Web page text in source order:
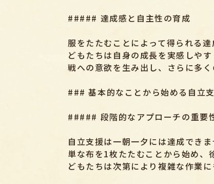
##### 達成感と自主性の育成
服をたたむことによって得られる
どもたちは自身の成長を実感しや
戦への意欲を生み出し、さらに多
### 基本的なことから始める自立
##### 段階的なアプローチの重要
自立支援は一朝一夕には達成でき
単な布を1枚たたむことから始め、
どもたちは次第により複雑な作業